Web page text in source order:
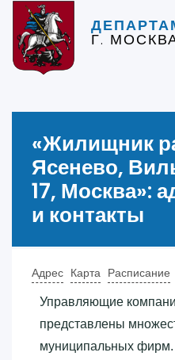
Г.
«‎Жилищник
Ясенево,
17, Москва»‎:
и контакты
Адрес Карта Расписание
Управляющие
представлены
муниципальных фирм.